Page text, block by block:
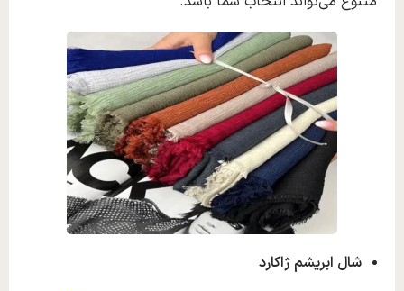
شال ابریشم ژاکارد